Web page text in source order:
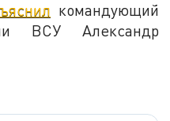
командующий
ВСУ Александр